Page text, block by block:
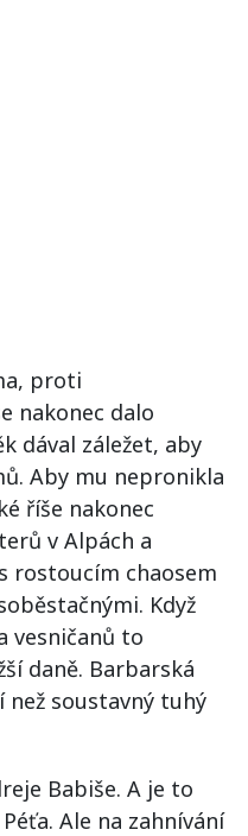
proti
nakonec dalo
dával záležet, aby
Aby mu nepronikla
říše nakonec
v Alpách a
rostoucím chaosem
Když
vesničanů to
daně. Barbarská
než soustavný tuhý
Babiše. A je to
Ale na zahnívání